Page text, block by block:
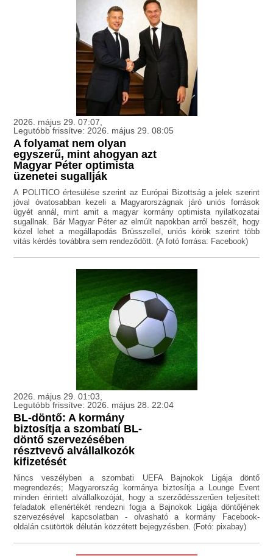
2026. május 29. 07:07,
Legutóbb frissítve: 2026. május 29. 08:05
A folyamat nem olyan
egyszerű, mint ahogyan azt
Magyar Péter optimista
üzenetei sugallják
A POLITICO értesülése szerint az Európai Bizottság a jelek szerint
jóval óvatosabban kezeli a Magyarországnak járó uniós források
ügyét annál, mint amit a magyar kormány optimista nyilatkozatai
sugallnak. Bár Magyar Péter az elmúlt napokban arról beszélt, hogy
közel lehet a megállapodás Brüsszellel, uniós körök szerint több
vitás kérdés továbbra sem rendeződött. (A fotó forrása: Facebook)
2026. május 29. 01:03,
Legutóbb frissítve: 2026. május 28. 22:04
BL-döntő: A kormány
biztosítja a szombati BL-
döntő szervezésében
résztvevő alvállalkozók
kifizetését
Nincs veszélyben a szombati UEFA Bajnokok Ligája döntő
megrendezés; Magyarország kormánya biztosítja a Lounge Event
minden érintett alvállalkozóját, hogy a szerződésszerűen teljesített
feladatok ellenértékét rendezni fogja a Bajnokok Ligája döntőjének
szervezésével kapcsolatban - olvasható a kormány Facebook-
oldalán csütörtök délután közzétett bejegyzésben. (Fotó: pixabay)